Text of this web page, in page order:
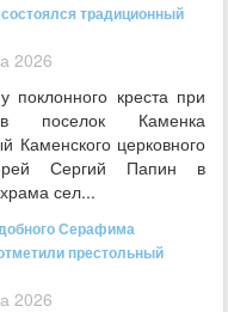
традиционный
2026
поклонного креста при
поселок Каменка
Каменского церковного
Сергий Папин в
сел...
Серафима
престольный
2026